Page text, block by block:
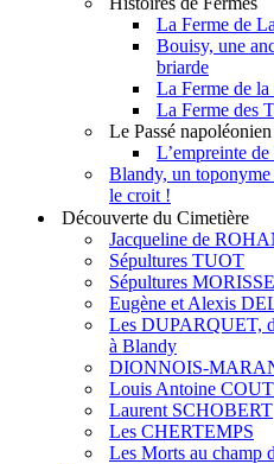
La Ferme de
Bouisy, une
briarde
La Ferme de la
La Ferme des
Le Passé napoléonien
L’empreinte
Blandy, un toponyme
le croit !
Découverte du Cimetière
Jacqueline de
Sépultures TUOT
Sépultures
Eugène et Alexis
Les DUPARQUET,
à Blandy
DIONNOIS-
Louis Antoine
Laurent SCHOBERT
Les CHERTEMPS
Les Morts au champ